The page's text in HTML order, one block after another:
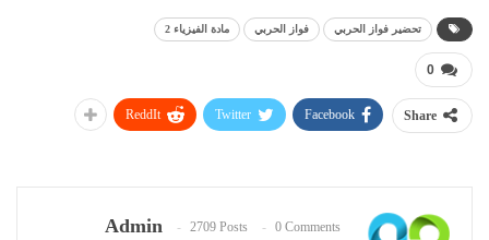
تحضير فواز الحربي فواز الحربي مادة الفيزياء 2
0
Share
Facebook
Twitter
ReddIt
Admin 2709 Posts 0 Comments